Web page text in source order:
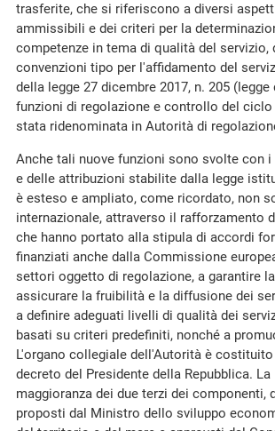
trasferite, che si riferiscono a diversi
ammissibili e dei criteri per la
competenze in tema di qualità del
convenzioni tipo per l'affidamento del
della legge 27 dicembre 2017, n. 205
funzioni di regolazione e controllo del
stata ridenominata in Autorità di
Anche tali nuove funzioni sono svolte con
e delle attribuzioni stabilite dalla legge
è esteso e ampliato, come ricordato, non
internazionale, attraverso il rafforzamento
che hanno portato alla stipula di accordi
finanziati anche dalla Commissione
settori oggetto di regolazione, a garantire
assicurare la fruibilità e la diffusione dei
a definire adeguati livelli di qualità dei
basati su criteri predefiniti, nonché a
L'organo collegiale dell'Autorità è
decreto del Presidente della Repubblica.
maggioranza dei due terzi dei
proposti dal Ministro dello sviluppo